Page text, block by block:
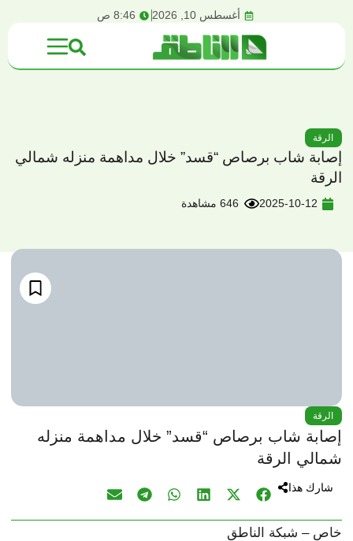
أغسطس 10, 2026 8:46 ص
الرقة
إصابة شاب برصاص “قسد” خلال مداهمة منزله شمالي
الرقة
2025-10-12 646 مشاهدة
الرقة
إصابة شاب برصاص “قسد” خلال مداهمة منزله
شمالي الرقة
شارك هذا
خاص – شبكة الناطق